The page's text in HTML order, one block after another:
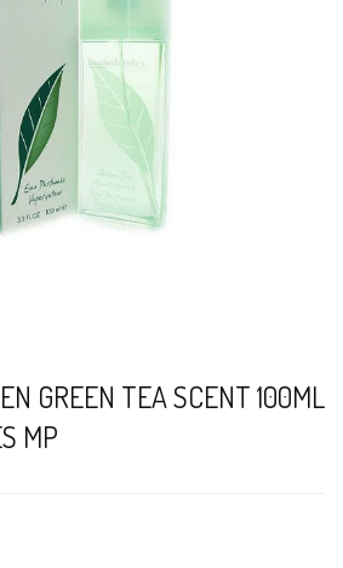
GREEN TEA SCENT 100ML
MP